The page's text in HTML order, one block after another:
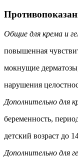
Общие для крема и
повышенная
мокнущие
нарушения
Дополнительно для
беременность,
детский возраст до
Дополнительно для